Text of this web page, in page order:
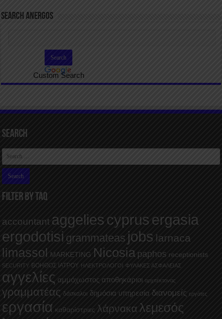
SEARCH ANERGOS
Custom Search
Search
FILTER BY TAQ
accountant aggelies cyprus ergasia
ergodotisi grammateas jobs larnaca
limassol MARKETING Nicosia paphos receptionists
SECURITY ΒΟΗΘΟΣ ΙΑΤΡΟΥ ΗΛΕΚΤΡΟΛΟΓΟΙ ΦΥΛΑΚΕΣ ΑΣΦΑΛΕΙΑΣ
αγγελίες αμμόχωστος αποθηκάριοι αρχιτέκτονας
γραμματέας δάσκαλοι δημόσια υπηρεσία διανομείς εργάτες
εργασία καθαρίστριες λάρνακα λεμεσός